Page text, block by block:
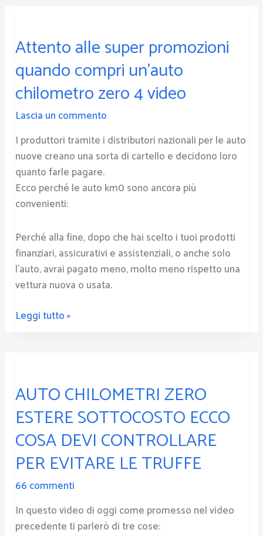
Attento alle super promozioni
quando compri un’auto
chilometro zero 4 video
Lascia un commento
I produttori tramite i distributori nazionali per le auto
nuove creano una sorta di cartello e decidono loro
quanto farle pagare.
Ecco perché le auto km0 sono ancora più
convenienti:
Perché alla fine, dopo che hai scelto i tuoi prodotti
finanziari, assicurativi e assistenziali, o anche solo
l’auto, avrai pagato meno, molto meno rispetto una
vettura nuova o usata.
super
promozioni
quando
compri
un’auto
chilometro
zero
4
video
Leggi tutto »
AUTO CHILOMETRI ZERO
ESTERE SOTTOCOSTO ECCO
COSA DEVI CONTROLLARE
PER EVITARE LE TRUFFE
66 commenti
In questo video di oggi come promesso nel video
precedente ti parlerò di tre cose:
ZERO
ESTERE
SOTTOCOSTO
ECCO
COSA
DEVI
CONTROLLARE
PER
EVITARE